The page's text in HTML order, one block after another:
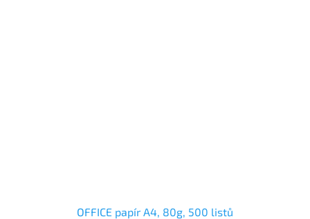
OFFICE papír A4, 80g, 500 listů